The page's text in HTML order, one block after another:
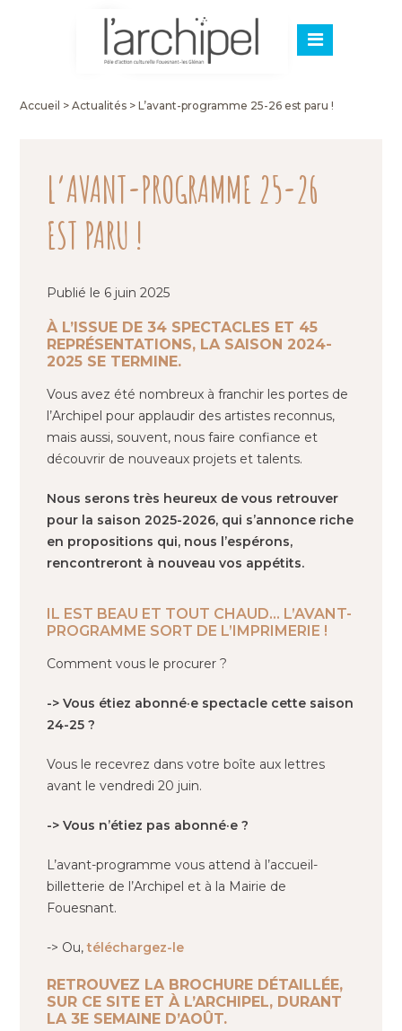
Accueil >Actualités >L’avant-programme 25-26 est paru !
L’AVANT-PROGRAMME 25-26
EST PARU !
Publié le 6 juin 2025
À L’ISSUE DE 34 SPECTACLES ET 45
REPRÉSENTATIONS, LA SAISON 2024-
2025 SE TERMINE.
Vous avez été nombreux à franchir les portes de
l’Archipel pour applaudir des artistes reconnus,
mais aussi, souvent, nous faire confiance et
découvrir de nouveaux projets et talents.
Nous serons très heureux de vous retrouver
pour la saison 2025-2026, qui s’annonce riche
en propositions qui, nous l’espérons,
rencontreront à nouveau vos appétits.
IL EST BEAU ET TOUT CHAUD… L’AVANT-
PROGRAMME SORT DE L’IMPRIMERIE !
Comment vous le procurer ?
-> Vous étiez abonné·e spectacle cette saison
24-25 ?
Vous le recevrez dans votre boîte aux lettres
avant le vendredi 20 juin.
-> Vous n’étiez pas abonné·e ?
L’avant-programme vous attend à l’accueil-
billetterie de l’Archipel et à la Mairie de
Fouesnant.
-> Ou,téléchargez-le
RETROUVEZ LA BROCHURE DÉTAILLÉE,
SUR CE SITE ET À L’ARCHIPEL, DURANT
LA 3E SEMAINE D’AOÛT.